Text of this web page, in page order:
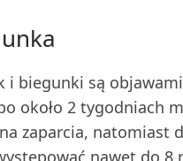
i biegunki są
około 2 tygodniach
zaparcia, natomiast
nawet do 8